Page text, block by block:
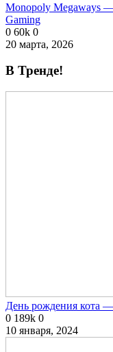
Monopoly Megaways
Gaming
0 60k 0
20 марта, 2026
В Тренде!
День рождения кота —
0 189k 0
10 января, 2024